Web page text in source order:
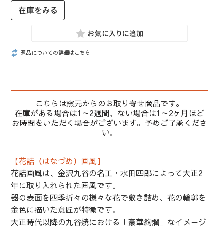
返品についての詳細はこちら
こちらは窯元からのお取り寄せ商品です。
在庫がある場合は1～2週間、ない場合は1～2ヶ月ほど
お時間をいただく場合がございます。予めご了承くださ
い。
【花詰（はなづめ）画風】
花詰画風は、金沢九谷の名工・水田四郎によって大正2
年に取り入れられた画風です。
器の表面を四季折々の様々な花で敷き詰め、花の輪郭を
金色に描いた意匠が特徴です。
大正時代以降の九谷焼における「豪華絢爛」なイメージ